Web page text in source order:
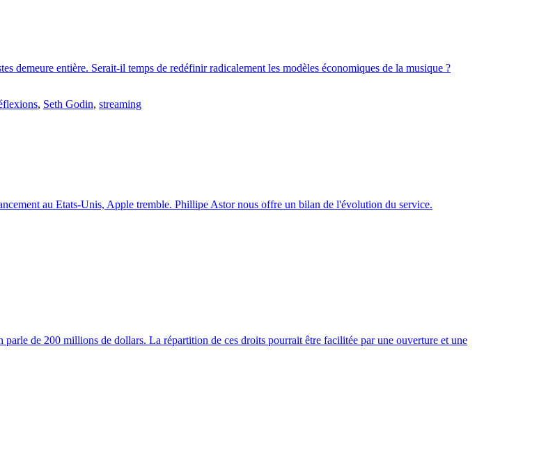
demeure entière. Serait-il temps de redéfinir radicalement les modèles économiques de la musique ?
, Seth Godin, streaming
au Etats-Unis, Apple tremble. Phillipe Astor nous offre un bilan de l'évolution du service.
de 200 millions de dollars. La répartition de ces droits pourrait être facilitée par une ouverture et une